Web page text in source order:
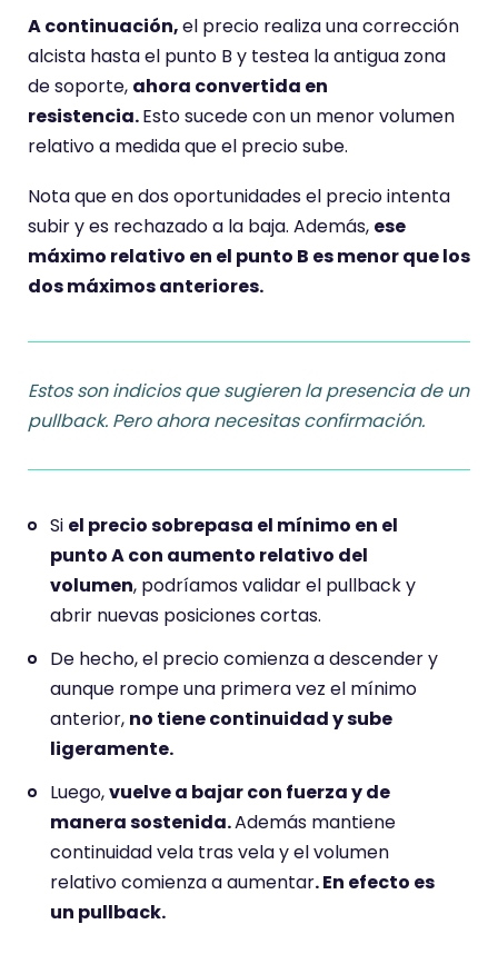
A continuación,el precio realiza una corrección
alcista hasta el punto B y testea la antigua zona
de soporte, ahora convertida en
resistencia.Esto sucede con un menor volumen
relativo a medida que el precio sube.
Nota que en dos oportunidades el precio intenta
subir y es rechazado a la baja. Además, ese
máximo relativo en el punto B es menor que los
dos máximos anteriores.
Estosson indicios que sugieren la presencia de un
pullback. Pero ahora necesitas confirmación.
Si el precio sobrepasa el mínimo en el
punto A con aumento relativo del
volumen, podríamos validar el pullback y
abrir nuevas posiciones cortas.
De hecho, el precio comienza a descender y
aunque rompe una primera vez el mínimo
anterior, no tiene continuidad y sube
ligeramente.
Luego,vuelve a bajar con fuerza y de
manera sostenida.Además mantiene
continuidad vela tras vela y el volumen
relativo comienza a aumentar. En efecto es
un pullback.